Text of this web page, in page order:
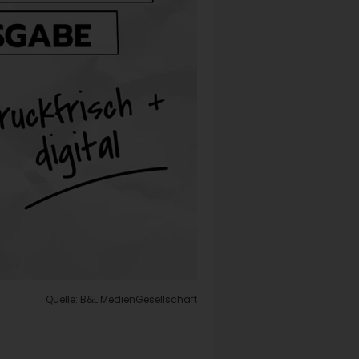
Quelle: B&L MedienGesellschaft